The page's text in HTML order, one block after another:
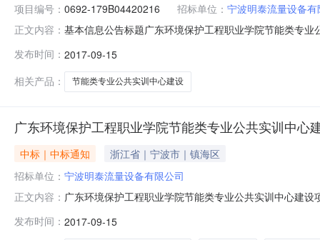
项目编号： 0692-179B04420216 招标单位： 宁波明泰流量设备
正文内容： 基本信息公告标题广东环境保护工程职业学院节能类专
目中标（成交）供应商代码无中标（成交）供应商名称
发布时间： 2017-09-15
相关产品：
节能类专业公共实训中心建设
广东环境保护工程职业学院节能类专业公共实训中心
中标｜中标通知
浙江省｜宁波市｜镇海区
招标单位： 宁波明泰流量设备有限公司
正文内容： 广东环境保护工程职业学院节能类专业公共实训中心建
职业学院的委托，于2017年9月12日就广东环境保护工
发布时间： 2017-09-15